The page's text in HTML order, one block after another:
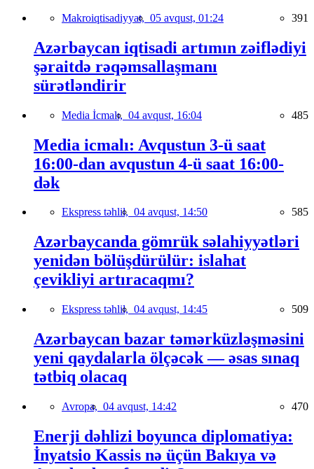
Makroiqtisadiyyat, 05 avqust, 01:24 391
Azərbaycan iqtisadi artımın zəiflədiyi
şəraitdə rəqəmsallaşmanı
sürətləndirir
Media İcmalı, 04 avqust, 16:04 485
Media icmalı: Avqustun 3-ü saat
16:00-dan avqustun 4-ü saat 16:00-
dək
Ekspress təhlil, 04 avqust, 14:50 585
Azərbaycanda gömrük səlahiyyətləri
yenidən bölüşdürülür: islahat
çevikliyi artıracaqmı?
Ekspress təhlil, 04 avqust, 14:45 509
Azərbaycan bazar təmərküzləşməsini
yeni qaydalarla ölçəcək — əsas sınaq
tətbiq olacaq
Avropa, 04 avqust, 14:42 470
Enerji dəhlizi boyunca diplomatiya:
İnyatsio Kassis nə üçün Bakıya və